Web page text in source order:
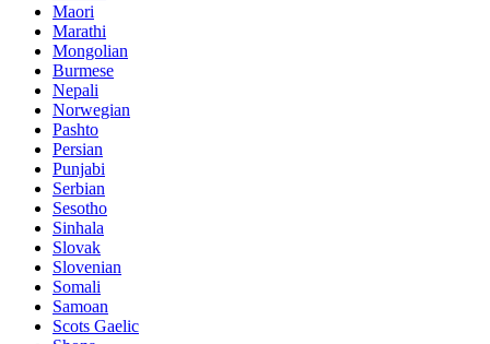
Maori
Marathi
Mongolian
Burmese
Nepali
Norwegian
Pashto
Persian
Punjabi
Serbian
Sesotho
Sinhala
Slovak
Slovenian
Somali
Samoan
Scots Gaelic